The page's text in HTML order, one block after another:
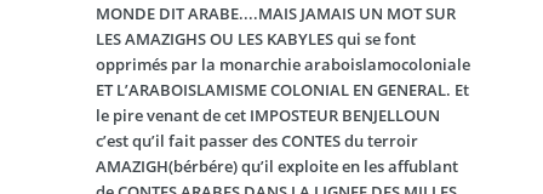
MONDE DIT ARABE....MAIS JAMAIS UN MOT SUR
LES AMAZIGHS OU LES KABYLES qui se font
opprimés par la monarchie araboislamocoloniale
ET L’ARABOISLAMISME COLONIAL EN GENERAL. Et
le pire venant de cet IMPOSTEUR BENJELLOUN
c’est qu’il fait passer des CONTES du terroir
AMAZIGH(bérbére) qu’il exploite en les affublant